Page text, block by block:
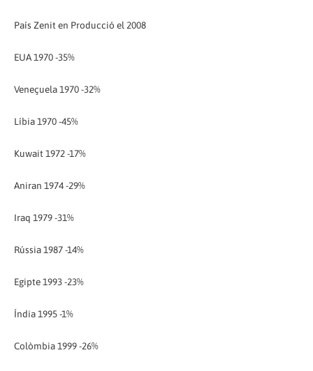
País Zenit en Producció el 2008
EUA 1970 -35%
Veneçuela 1970 -32%
Líbia 1970 -45%
Kuwait 1972 -17%
Aniran 1974 -29%
Iraq 1979 -31%
Rússia 1987 -14%
Egipte 1993 -23%
Índia 1995 -1%
Colòmbia 1999 -26%